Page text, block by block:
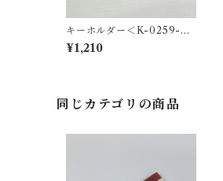
キーホルダー＜K-0259-Y
＞
¥1,210
同じカテゴリの商品